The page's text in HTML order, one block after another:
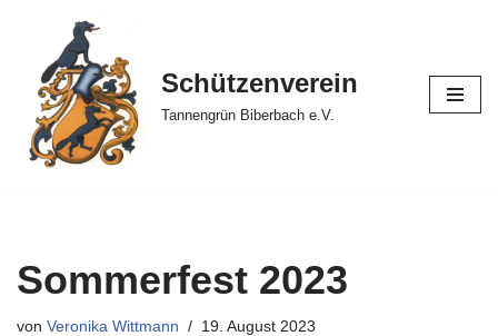
Inhalt
springen
Schützenverein
Tannengrün Biberbach e.V.
Sommerfest 2023
von Veronika Wittmann 19. August 2023